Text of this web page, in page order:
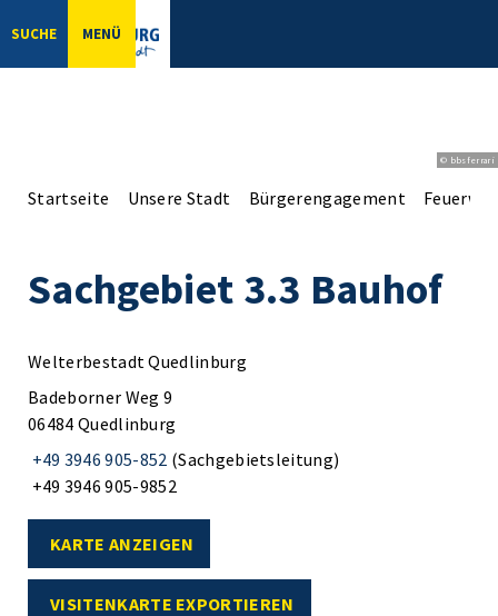
SUCHE MENÜ
© bbsferrari
Startseite Unsere Stadt Bürgerengagement
Sachgebiet 3.3 Bauhof
Welterbestadt Quedlinburg
Badeborner Weg 9
06484 Quedlinburg
+49 3946 905-852 (Sachgebietsleitung)
+49 3946 905-9852
KARTE ANZEIGEN
VISITENKARTE EXPORTIEREN